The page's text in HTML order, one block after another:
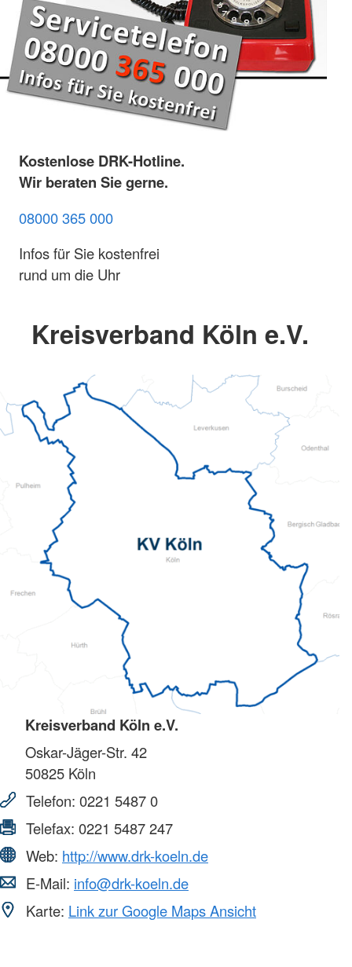
Kostenlose DRK-Hotline.
Wir beraten Sie gerne.
08000 365 000
Infos für Sie kostenfrei
rund um die Uhr
Kreisverband Köln e.V.
Kreisverband Köln e.V.
Oskar-Jäger-Str. 42
50825 Köln
Telefon: 0221 5487 0
Telefax: 0221 5487 247
Web: http://www.drk-koeln.de
E-Mail: info@drk-koeln.de
Karte: Link zur Google Maps Ansicht